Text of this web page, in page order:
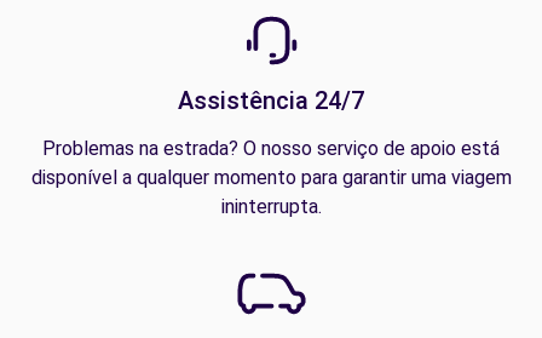
Assistência 24/7
Problemas na estrada? O nosso serviço de apoio está
disponível a qualquer momento para garantir uma viagem
ininterrupta.